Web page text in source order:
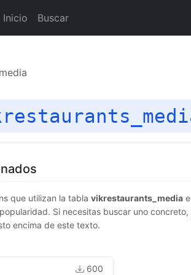
Inicio Buscar
que utilizan la tabla vikrestaurants_media
Si necesitas buscar uno
encima de este texto.
600